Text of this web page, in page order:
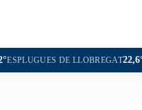
LLOBREGAT22,6°